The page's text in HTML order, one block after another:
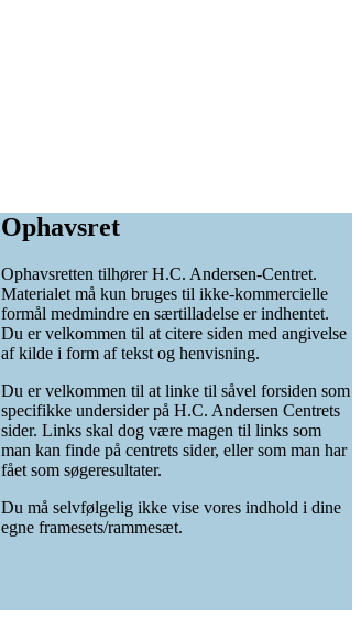
Ophavsret
Ophavsretten tilhører H.C. Andersen-Centret.
Materialet må kun bruges til ikke-kommercielle
formål medmindre en særtilladelse er indhentet.
Du er velkommen til at citere siden med angivelse
af kilde i form af tekst og henvisning.
Du er velkommen til at linke til såvel forsiden som
specifikke undersider på H.C. Andersen Centrets
sider. Links skal dog være magen til links som
man kan finde på centrets sider, eller som man har
fået som søgeresultater.
Du må selvfølgelig ikke vise vores indhold i dine
egne framesets/rammesæt.